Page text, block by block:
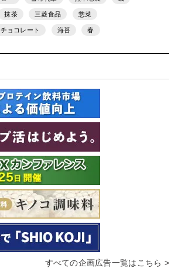
抹茶 三菱食品 惣菜
チョコレート 海苔 春
すべての企画広告一覧はこちら >